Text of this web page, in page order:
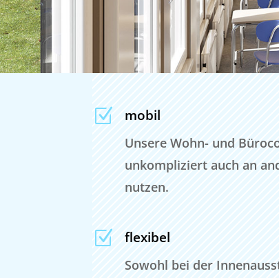
Z mobil
Unsere Wohn- und
unkompliziert auch an
nutzen.
Z flexibel
Sowohl bei der